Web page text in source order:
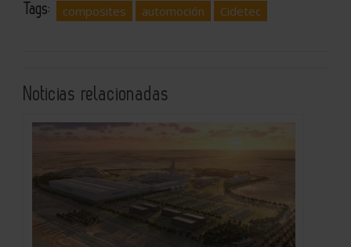
Tags: composites automoción Cidetec
Noticias relacionadas